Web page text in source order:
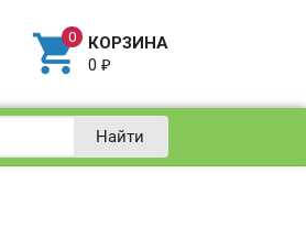
 КОРЗИНА
0₽
Найти